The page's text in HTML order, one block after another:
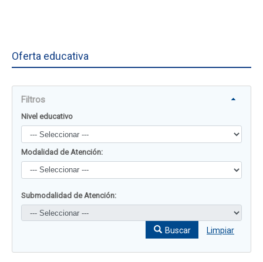
Oferta educativa
Filtros
Nivel educativo
Modalidad de Atención:
Submodalidad de Atención:
Buscar Limpiar